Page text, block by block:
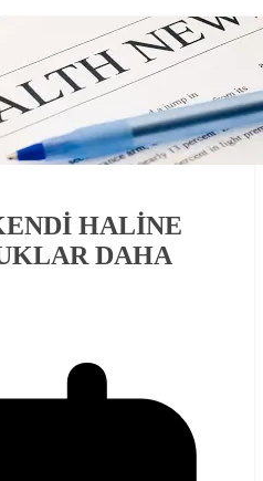
HALİNE
DAHA